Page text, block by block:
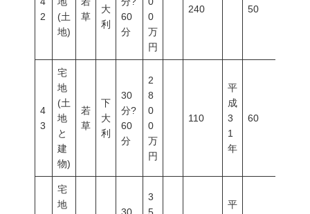
2
(土
地)
草
大
利
60
分
0
万
円
240 50
4
3
宅
地
(土
地
と
建
物)
若
草
下
大
利
30
分?
60
分
2
8
0
0
万
円
110
平
成
3
1
年
60
宅
地
3
平